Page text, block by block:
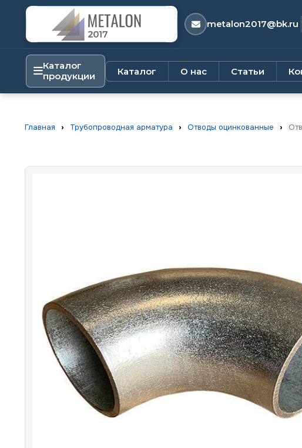
metalon2017@bk.ru
Каталог
продукции
Каталог О нас Статьи
Главная › Трубопроводная арматура › Отводы оцинкованные ›